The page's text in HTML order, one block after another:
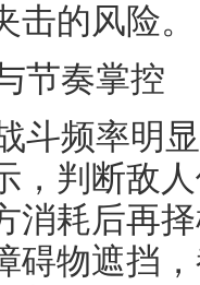
的风险。
节奏掌控
斗频率明
，判断敌
消耗后再
碍物遮挡